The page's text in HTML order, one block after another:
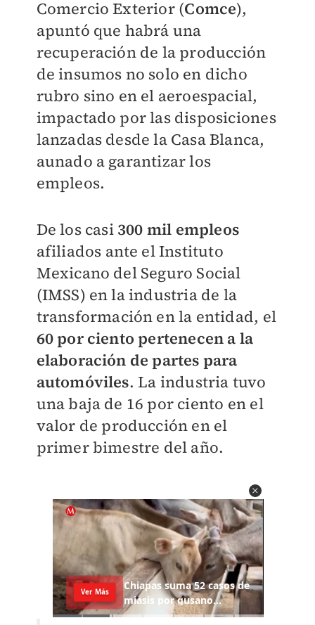
Comercio Exterior (Comce),
apuntó que habrá una
recuperación de la producción
de insumos no solo en dicho
rubro sino en el aeroespacial,
impactado por las disposiciones
lanzadas desde la Casa Blanca,
aunado a garantizar los
empleos.
De los casi300 mil empleos
afiliados ante el Instituto
Mexicano del Seguro Social
(IMSS) en la industria de la
transformación en la entidad, el
60 por ciento pertenecen a la
elaboración de partes para
automóviles. La industria tuvo
una baja de 16 por ciento en el
valor de producción en el
primer bimestre del año.